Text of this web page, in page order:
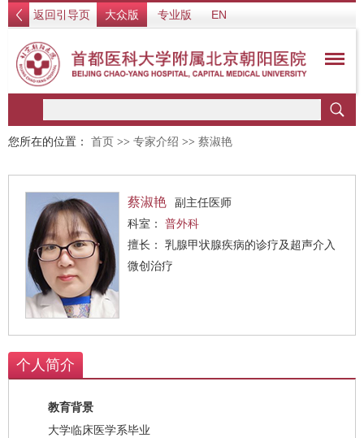
返回引导页 大众版 专业版 EN
您所在的位置： 首页 >> 专家介绍 >> 蔡淑艳
蔡淑艳
副主任医师
科室： 普外科
擅长： 乳腺甲状腺疾病的诊疗及超声介入
微创治疗
个人简介
教育背景
大学临床医学系毕业